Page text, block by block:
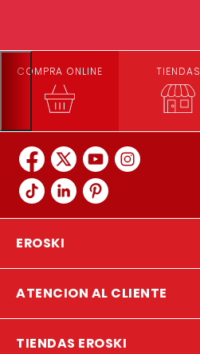
COMPRA ONLINE TIENDAS
EROSKI
ATENCION AL CLIENTE
TIENDAS EROSKI